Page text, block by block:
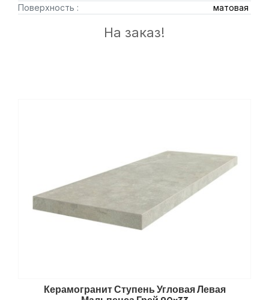
Поверхность :
матовая
На заказ!
Керамогранит Ступень Угловая Левая